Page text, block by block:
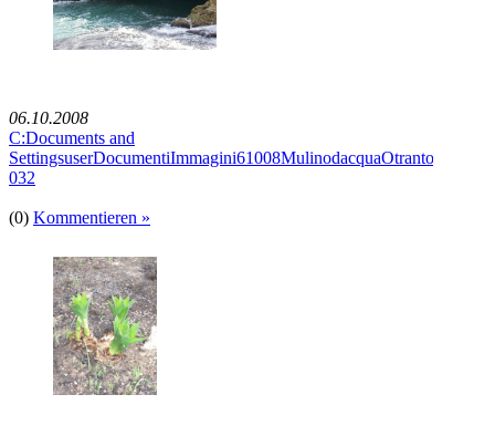
06.10.2008
C:Documents and
032
(0) Kommentieren »